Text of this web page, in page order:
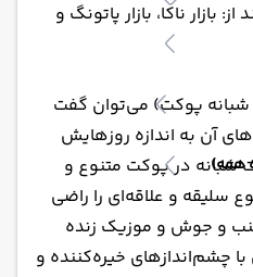
همه)
بازار ناکا، بازار پاتونگ و
شبانه پوکت) می‌توان گفت
آن به اندازه روزهایش
شبانه در پوکت متنوع و
سلیقه و علاقه‌ای را راضی
و جوش و موزیک زنده
چشم‌اندازهای خیره‌کننده و